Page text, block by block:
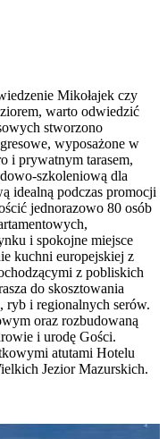
Mikołajek czy
warto odwiedzić
stworzono
wyposażone w
i prywatnym tarasem,
szkoleniową dla
idealną podczas promocji
jednorazowo 80 osób
i spokojne miejsce
kuchni europejskiej z
z pobliskich
do skosztowania
ryb i regionalnych serów.
oraz rozbudowaną
i urodę Gości.
atutami Hotelu
Jezior Mazurskich.